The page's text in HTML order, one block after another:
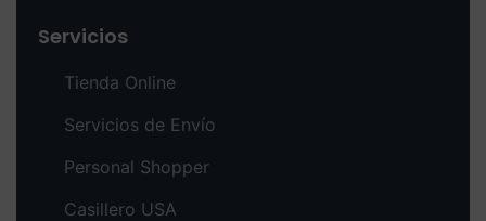
Servicios
Tienda Online
Servicios de Envío
Personal Shopper
Casillero USA